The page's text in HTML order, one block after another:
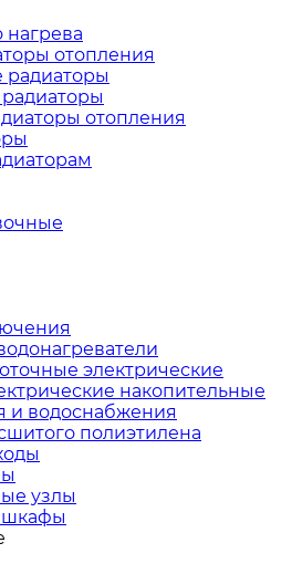
отопления
радиаторы
отопления
электрические
накопительные
и водоснабжения
полиэтилена
узлы
шкафы